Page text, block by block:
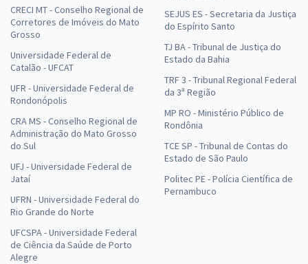
CRECI MT - Conselho Regional de
Corretores de Imóveis do Mato
Grosso
Universidade Federal de
Catalão - UFCAT
UFR - Universidade Federal de
Rondonópolis
CRA MS - Conselho Regional de
Administração do Mato Grosso
do Sul
UFJ - Universidade Federal de
Jataí
UFRN - Universidade Federal do
Rio Grande do Norte
UFCSPA - Universidade Federal
de Ciência da Saúde de Porto
Alegre
SEJUS ES - Secretaria da Justiça
do Espírito Santo
TJ BA - Tribunal de Justiça do
Estado da Bahia
TRF 3 - Tribunal Regional Federal
da 3ª Região
MP RO - Ministério Público de
Rondônia
TCE SP - Tribunal de Contas do
Estado de São Paulo
Politec PE - Polícia Científica de
Pernambuco